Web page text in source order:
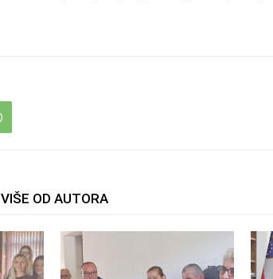
VIŠE OD AUTORA